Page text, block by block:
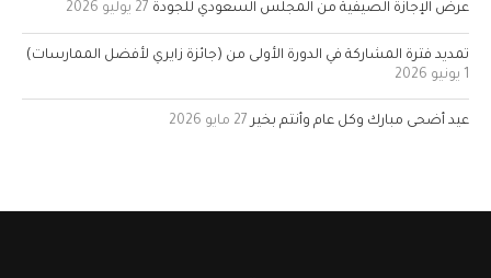
عرض الإجازة الصيفية من المجلس السعودي للجودة 27 يوليو 2026
تمديد فترة المشاركة في الدورة الأولى من (جائزة زايري لأفضل الممارسات)
1 يونيو 2026
عيد أضحى مبارك وكل عام وأنتم بخير 27 مايو 2026